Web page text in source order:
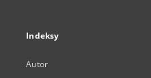
Indeksy
Autor